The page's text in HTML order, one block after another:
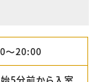
〜20:00